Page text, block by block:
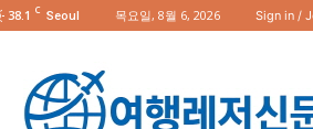
38.1 C Seoul 목요일, 8월 6, 2026 Sign in /
행
레